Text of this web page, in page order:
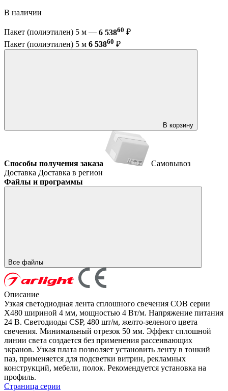
В наличии
Пакет (полиэтилен) 5 м — 6 53860 ₽
Пакет (полиэтилен) 5 м 6 53860 ₽
В корзину
Способы получения заказа
Самовывоз
Доставка Доставка в регион
Файлы и программы
Все файлы
Описание
Узкая светодиодная лента сплошного свечения COB серии
X480 шириной 4 мм, мощностью 4 Вт/м. Напряжение питания
24 В. Светодиоды CSP, 480 шт/м, желто-зеленого цвета
свечения. Минимальный отрезок 50 мм. Эффект сплошной
линии света создается без применения рассеивающих
экранов. Узкая плата позволяет установить ленту в тонкий
паз, применяется для подсветки витрин, рекламных
конструкций, мебели, полок. Рекомендуется установка на
профиль.
Страница серии